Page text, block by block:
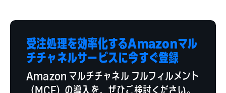
受注処理を効率化するAmazonマル
チチャネルサービスに今すぐ登録
Amazon マルチチャネル フルフィルメント
（MCF）の導入を、ぜひご検討ください。